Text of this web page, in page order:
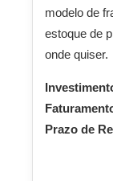
modelo de
estoque de
onde quiser.
Prazo de